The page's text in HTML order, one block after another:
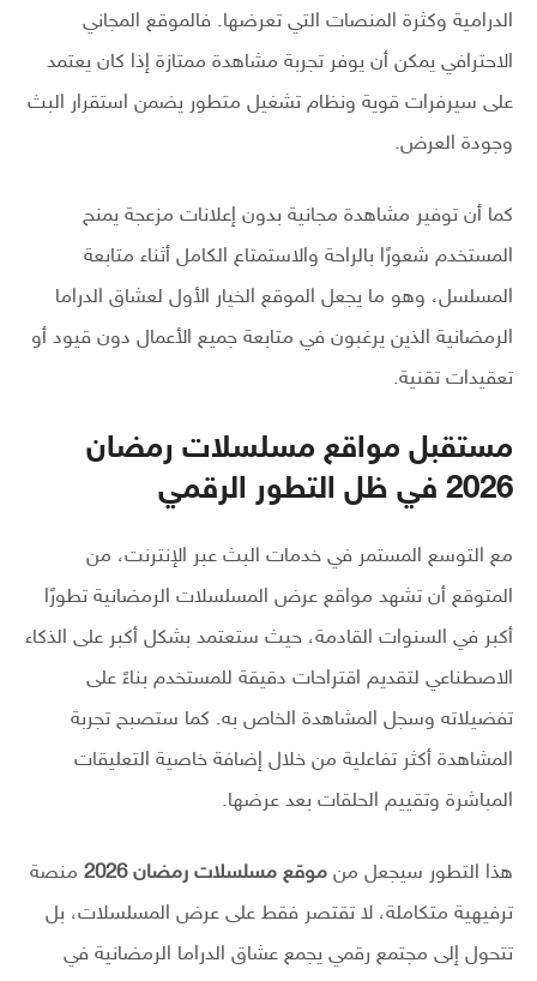
الدرامية وكثرة المنصات التي تعرضها. فالموقع المجاني
الاحترافي يمكن أن يوفر تجربة مشاهدة ممتازة إذا كان يعتمد
على سيرفرات قوية ونظام تشغيل متطور يضمن استقرار البث
وجودة العرض.
كما أن توفير مشاهدة مجانية بدون إعلانات مزعجة يمنح
المستخدم شعورًا بالراحة والاستمتاع الكامل أثناء متابعة
المسلسل، وهو ما يجعل الموقع الخيار الأول لعشاق الدراما
الرمضانية الذين يرغبون في متابعة جميع الأعمال دون قيود أو
تعقيدات تقنية.
مستقبل مواقع مسلسلات رمضان
2026 في ظل التطور الرقمي
مع التوسع المستمر في خدمات البث عبر الإنترنت، من
المتوقع أن تشهد مواقع عرض المسلسلات الرمضانية تطورًا
أكبر في السنوات القادمة، حيث ستعتمد بشكل أكبر على الذكاء
الاصطناعي لتقديم اقتراحات دقيقة للمستخدم بناءً على
تفضيلاته وسجل المشاهدة الخاص به. كما ستصبح تجربة
المشاهدة أكثر تفاعلية من خلال إضافة خاصية التعليقات
المباشرة وتقييم الحلقات بعد عرضها.
هذا التطور سيجعل من موقع مسلسلات رمضان 2026
منصة
ترفيهية متكاملة، لا تقتصر فقط على عرض المسلسلات، بل
تتحول إلى مجتمع رقمي يجمع عشاق الدراما الرمضانية في